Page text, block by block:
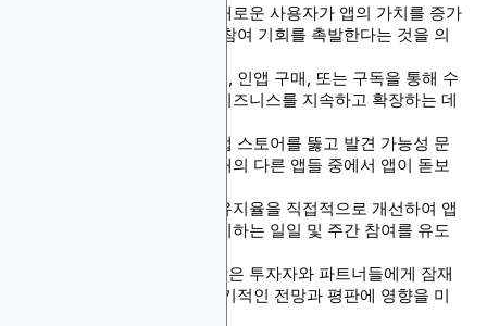
네트워크 효과는 모든 새로운 사용자가 앱의 가치를 증가
시키고 더 많은 바이럴 참여 기회를 촉발한다는 것을 의
새로운 사용자들은 광고, 인앱 구매, 또는 구독을 통해 수
익 스트림을 촉진하여 비즈니스를 지속하고 확장하는 데
사용자 획득은 혼잡한 앱 스토어를 뚫고 발견 가능성 문
제를 해결하여 수백만 개의 다른 앱들 중에서 앱이 돋보
고품질 사용자 획득은 유지율을 직접적으로 개선하여 앱
의 지속적인 성장을 유지하는 일일 및 주간 참여를 유도
참여적인 사용자의 성장은 투자자와 파트너들에게 잠재
력을 신호하며, 앱의 장기적인 전망과 평판에 영향을 미